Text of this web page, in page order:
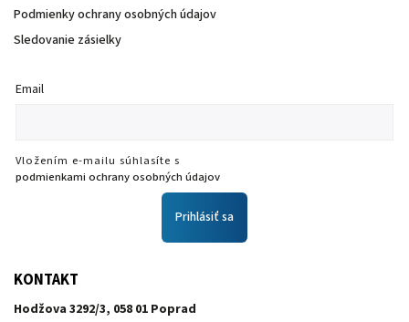
Podmienky ochrany osobných údajov
Sledovanie zásielky
Email
Vložením e-mailu súhlasíte s
podmienkami ochrany osobných údajov
Prihlásiť sa
KONTAKT
Hodžova 3292/3, 058 01 Poprad